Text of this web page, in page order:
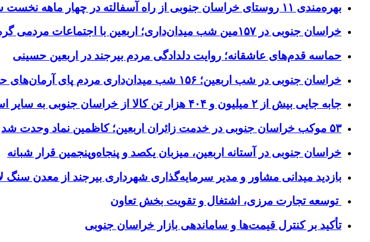
بهره‌مندی ۱۱ روستای خراسان جنوبی از راه آسفالته در چهار ماهه نخست سال ۱۴۰۵
خراسان جنوبی در ۱۵۷مین شب میدان‌داری؛ اربعین با اجتماعات مردمی گره خورد
حماسه قدم‌های عاشقانه؛ روایت دلدادگی مردم بیرجند در اربعین حسینی
خراسان جنوبی در شب اربعین؛ ۱۵۶ شب میدان‌داری مردم پای آرمان‌های حسینی
جابه جایی بیش از ۲ میلیون و ۴۰۴ هزار تن کالا از خراسان جنوبی به سایر استان‌های کشور
۵۳ موکب خراسان جنوبی در خدمت زائران اربعین؛ کاظمین نماد وحدت شد
خراسان جنوبی در آستانه اربعین، میزبان یکصد و پنجاه‌وپنجمین قرار شبانه
بازدید میدانی مشاور و مدیر سرمایه‌گذاری شهرداری بیرجند از معدن
توسعه تجارت مرزی، اشتغال و تقویت بخش تعاون
تأکید بر کنترل قیمت‌ها و ساماندهی بازار خراسان جنوبی